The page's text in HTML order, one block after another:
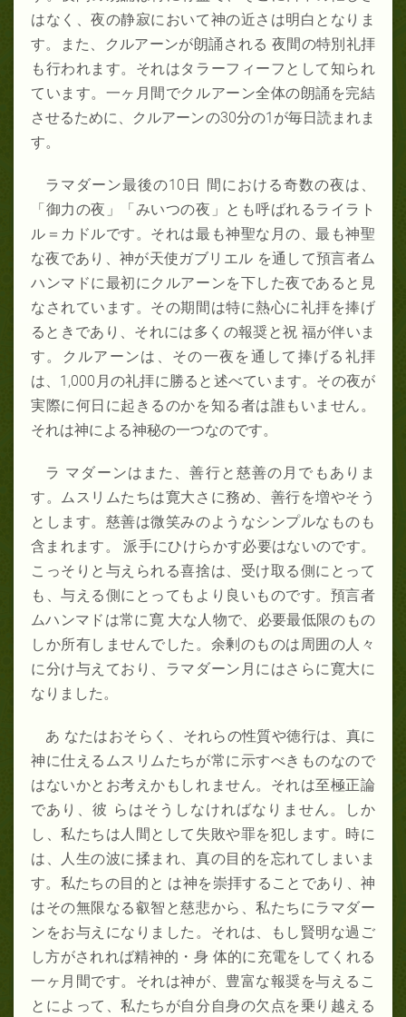
はなく、夜の静寂において神の近さは明白となりま
す。また、クルアーンが朗誦される 夜間の特別礼拝
も行われます。それはタラーフィーフとして知られ
ています。一ヶ月間でクルアーン全体の朗誦を完結
させるために、クルアーンの30分の1が毎日読まれま
す。
ラマダーン最後の10日 間における奇数の夜は、
「御力の夜」「みいつの夜」とも呼ばれるライラト
ル＝カドルです。それは最も神聖な月の、最も神聖
な夜であり、神が天使ガブリエル を通して預言者ム
ハンマドに最初にクルアーンを下した夜であると見
なされています。その期間は特に熱心に礼拝を捧げ
るときであり、それには多くの報奨と祝 福が伴いま
す。クルアーンは、その一夜を通して捧げる礼拝
は、1,000月の礼拝に勝ると述べています。その夜が
実際に何日に起きるのかを知る者は誰もいません。
それは神による神秘の一つなのです。
ラ マダーンはまた、善行と慈善の月でもありま
す。ムスリムたちは寛大さに務め、善行を増やそう
とします。慈善は微笑みのようなシンプルなものも
含まれます。 派手にひけらかす必要はないのです。
こっそりと与えられる喜捨は、受け取る側にとって
も、与える側にとってもより良いものです。預言者
ムハンマドは常に寛 大な人物で、必要最低限のもの
しか所有しませんでした。余剰のものは周囲の人々
に分け与えており、ラマダーン月にはさらに寛大に
なりました。
あ なたはおそらく、それらの性質や徳行は、真に
神に仕えるムスリムたちが常に示すべきものなので
はないかとお考えかもしれません。それは至極正論
であり、彼 らはそうしなければなりません。しか
し、私たちは人間として失敗や罪を犯します。時に
は、人生の波に揉まれ、真の目的を忘れてしまいま
す。私たちの目的と は神を崇拝することであり、神
はその無限なる叡智と慈悲から、私たちにラマダー
ンをお与えになりました。それは、もし賢明な過ご
し方がされれば精神的・身 体的に充電をしてくれる
一ヶ月間です。それは神が、豊富な報奨を与えるこ
とによって、私たちが自分自身の欠点を乗り越える